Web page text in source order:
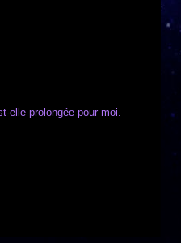
elle prolongée pour moi.